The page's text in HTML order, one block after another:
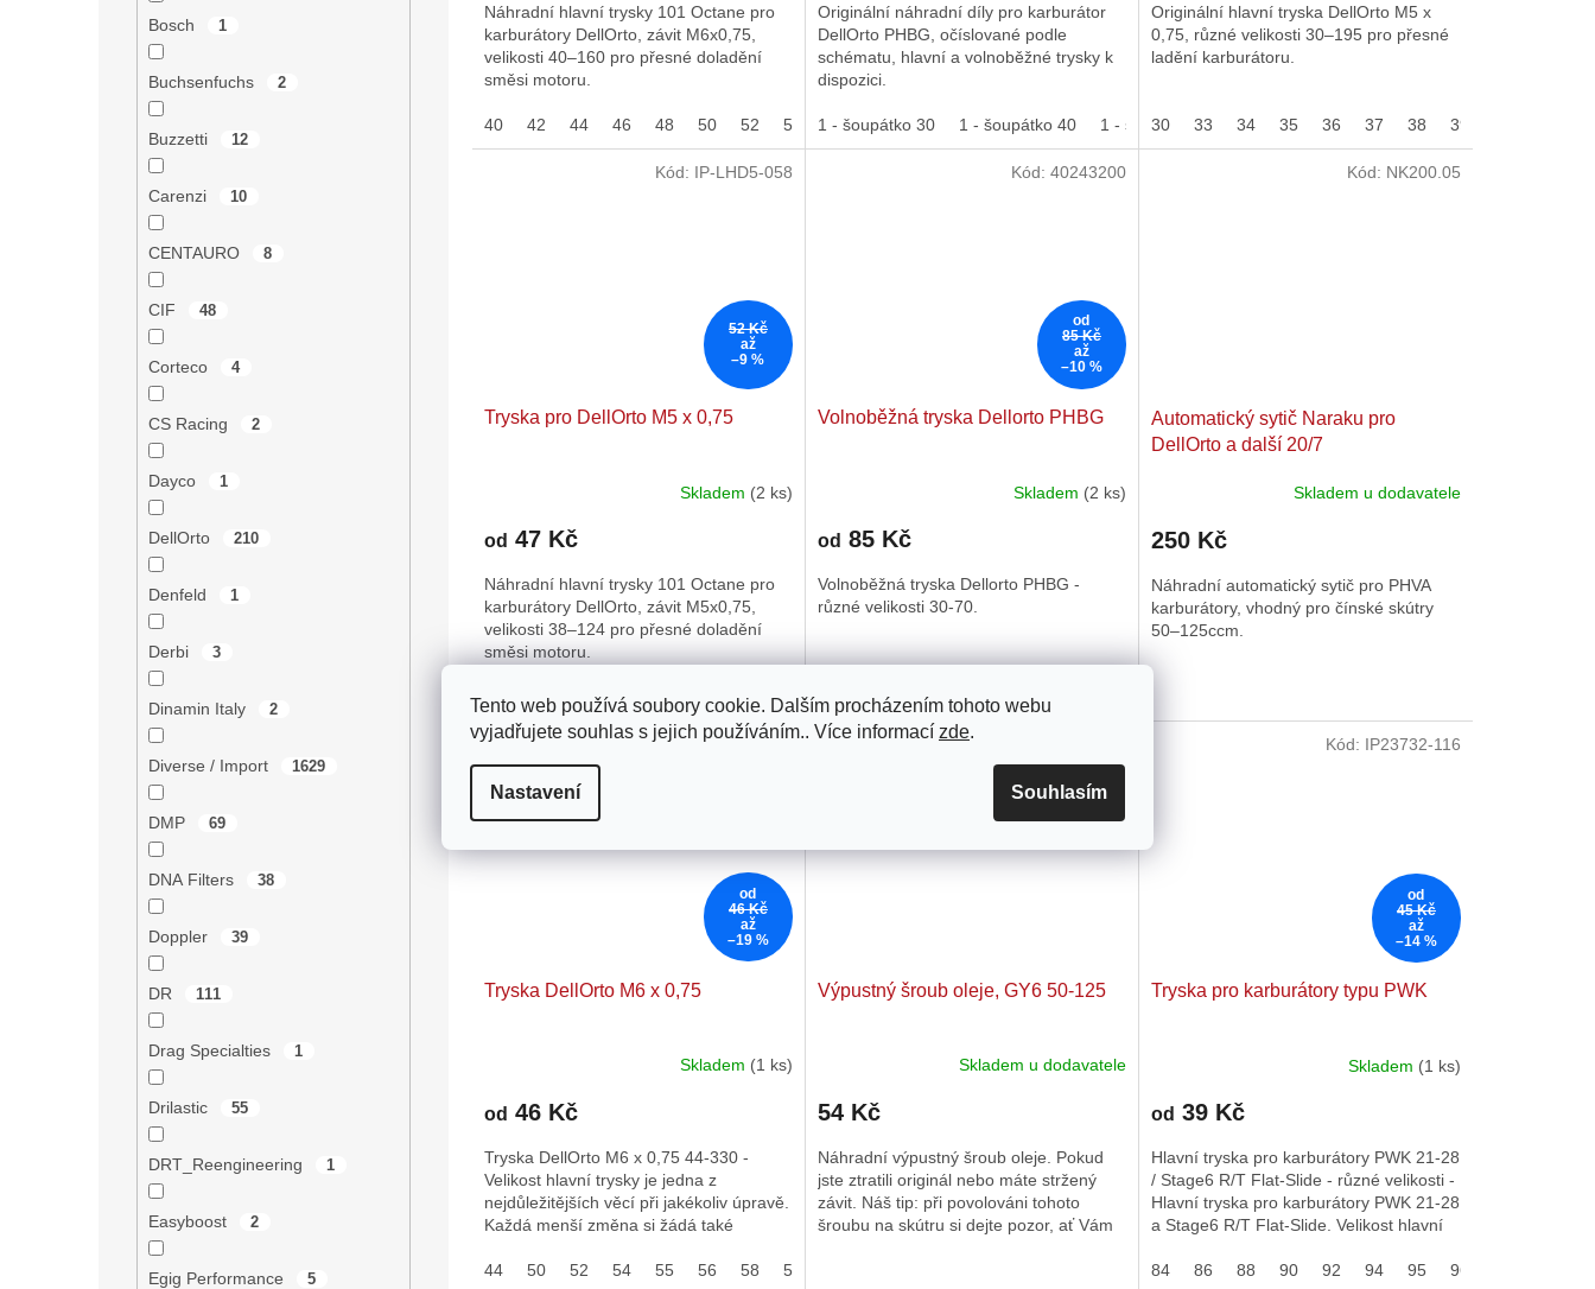
Tento web používá soubory cookie. Dalším procházením tohoto webu
vyjadřujete souhlas s jejich používáním.. Více informací zde.
Nastavení Souhlasím
Bosch 1
Buchsenfuchs 2
Buzzetti 12
Carenzi 10
CENTAURO 8
CIF 48
Corteco 4
CS Racing 2
Dayco 1
DellOrto 210
Denfeld 1
Derbi 3
Dinamin Italy 2
Diverse / Import 1629
DMP 69
DNA Filters 38
Doppler 39
DR 111
Drag Specialties 1
Drilastic 55
DRT_Reengineering 1
Easyboost 2
Egig Performance 5
5,0
z
5
hvězdiček.
Náhradní hlavní trysky 101 Octane pro
karburátory DellOrto, závit M6x0,75,
velikosti 40–160 pro přesné doladění
směsi motoru.
40 42 44 46 48 50 52 54 56 58 60 62 64 66 70 72 74 76 78
Originální náhradní díly pro karburátor
DellOrto PHBG, očíslované podle
schématu, hlavní a volnoběžné trysky k
dispozici.
1 - šoupátko 30 1 - šoupátko 40 1 - šoupátko 50 1 - šoupátko 60 2 - Jehla W01
Originální hlavní tryska DellOrto M5 x
0,75, různé velikosti 30–195 pro přesné
ladění karburátoru.
30 33 34 35 36 37 38 39
52 Kč
až
–9 %
Tryska pro DellOrto M5 x 0,75
produktu
5,0
z
5
hvězdiček.
Skladem (2 ks)
od 47 Kč
Náhradní hlavní trysky 101 Octane pro
karburátory DellOrto, závit M5x0,75,
velikosti 38–124 pro přesné doladění
směsi motoru.
38 44 46 50 52 56 58 60
Kód: IP-LHD5-058
od
85 Kč
až
–10 %
Volnoběžná tryska Dellorto PHBG
Skladem (2 ks)
od 85 Kč
Volnoběžná tryska Dellorto PHBG -
různé velikosti 30-70.
32 38 40 42
Kód: 40243200
Automatický sytič Naraku pro
DellOrto a další 20/7
produktu
5,0
z
5
Skladem u dodavatele
250 Kč
Náhradní automatický sytič pro PHVA
karburátory, vhodný pro čínské skútry
50–125ccm.
Kód: NK200.05
od
46 Kč
až
–19 %
Tryska DellOrto M6 x 0,75
Skladem (1 ks)
od 46 Kč
Tryska DellOrto M6 x 0,75 44-330 -
Velikost hlavní trysky je jedna z
nejdůležitějších věcí při jakékoliv úpravě.
Každá menší změna si žádá také
44
50 52 54 55 56 58 59 68 69 70 71
Kód:40271500
Výpustný šroub oleje, GY6 50-125
produktu
5,0
z
5
hvězdiček.
Skladem u dodavatele
54 Kč
Náhradní výpustný šroub oleje. Pokud
jste ztratili originál nebo máte stržený
závit. Náš tip: při povolováni tohoto
šroubu na skútru si dejte pozor, ať Vám
od
45 Kč
až
–14 %
Tryska pro karburátory typu PWK
produktu
5,0
z
5
hvězdiček.
Skladem (1 ks)
od 39 Kč
Hlavní tryska pro karburátory PWK 21-28
/ Stage6 R/T Flat-Slide - různé velikosti -
Hlavní tryska pro karburátory PWK 21-28
a Stage6 R/T Flat-Slide. Velikost hlavní
84
86 88 90 92 94 95 96
Kód: IP23732-116